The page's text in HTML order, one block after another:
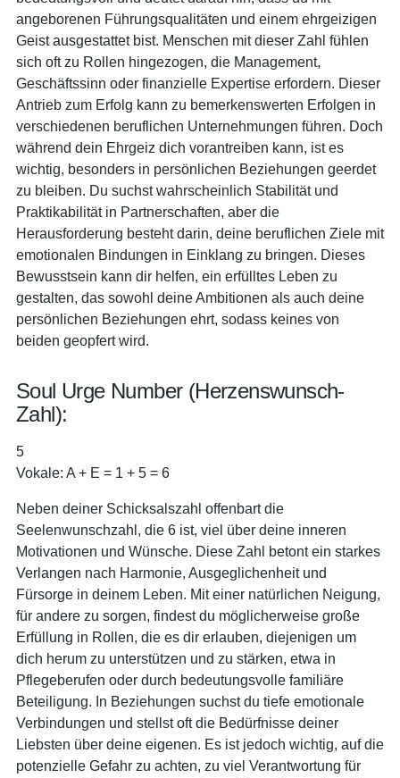
angeborenen Führungsqualitäten und einem ehrgeizigen
Geist ausgestattet bist. Menschen mit dieser Zahl fühlen
sich oft zu Rollen hingezogen, die Management,
Geschäftssinn oder finanzielle Expertise erfordern. Dieser
Antrieb zum Erfolg kann zu bemerkenswerten Erfolgen in
verschiedenen beruflichen Unternehmungen führen. Doch
während dein Ehrgeiz dich vorantreiben kann, ist es
wichtig, besonders in persönlichen Beziehungen geerdet
zu bleiben. Du suchst wahrscheinlich Stabilität und
Praktikabilität in Partnerschaften, aber die
Herausforderung besteht darin, deine beruflichen Ziele mit
emotionalen Bindungen in Einklang zu bringen. Dieses
Bewusstsein kann dir helfen, ein erfülltes Leben zu
gestalten, das sowohl deine Ambitionen als auch deine
persönlichen Beziehungen ehrt, sodass keines von
beiden geopfert wird.
Soul Urge Number (Herzenswunsch-
Zahl):
5
Vokale: A + E = 1 + 5 = 6
Neben deiner Schicksalszahl offenbart die
Seelenwunschzahl, die 6 ist, viel über deine inneren
Motivationen und Wünsche. Diese Zahl betont ein starkes
Verlangen nach Harmonie, Ausgeglichenheit und
Fürsorge in deinem Leben. Mit einer natürlichen Neigung,
für andere zu sorgen, findest du möglicherweise große
Erfüllung in Rollen, die es dir erlauben, diejenigen um
dich herum zu unterstützen und zu stärken, etwa in
Pflegeberufen oder durch bedeutungsvolle familiäre
Beteiligung. In Beziehungen suchst du tiefe emotionale
Verbindungen und stellst oft die Bedürfnisse deiner
Liebsten über deine eigenen. Es ist jedoch wichtig, auf die
potenzielle Gefahr zu achten, zu viel Verantwortung für